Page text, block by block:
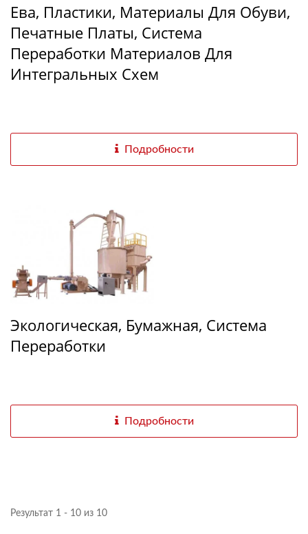
Ева, Пластики, Материалы Для Обуви,
Печатные Платы, Система
Переработки Материалов Для
Интегральных Схем
Подробности
Экологическая, Бумажная, Система
Переработки
Подробности
Результат 1 - 10 из 10